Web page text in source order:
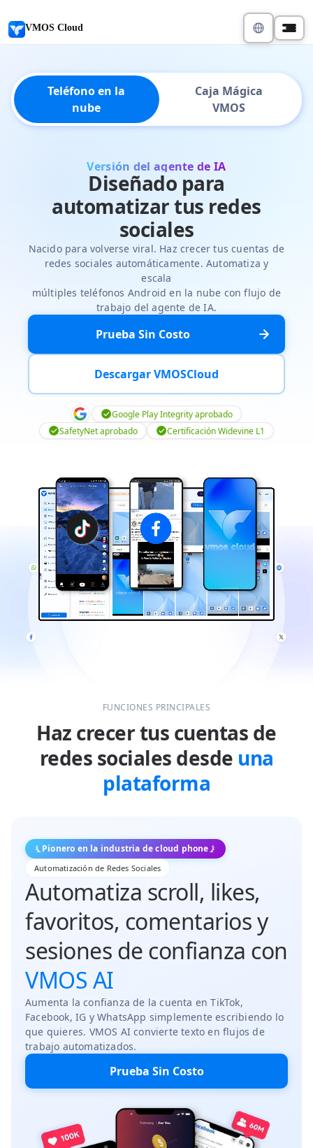
VMOS Cloud
Teléfono en la
nube
Caja Mágica
VMOS
Versión del agente de IA
Prueba Sin Costo
Descargar VMOSCloud
Diseñado para
automatizar tus redes
sociales
Nacido para volverse viral. Haz crecer tus cuentas de
redes sociales automáticamente. Automatiza y
escala
múltiples teléfonos Android en la nube con flujo de
trabajo del agente de IA.
Google Play Integrity aprobado
SafetyNet aprobado
Certificación Widevine L1
FUNCIONES PRINCIPALES
Haz crecer tus cuentas de
redes sociales desde una
plataforma
Pionero en la industria de cloud phone
Automatización de Redes Sociales
Automatiza scroll, likes,
favoritos, comentarios y
sesiones de confianza con
VMOS AI
Aumenta la confianza de la cuenta en TikTok,
Facebook, IG y WhatsApp simplemente escribiendo lo
que quieres. VMOS AI convierte texto en flujos de
trabajo automatizados.
Prueba Sin Costo